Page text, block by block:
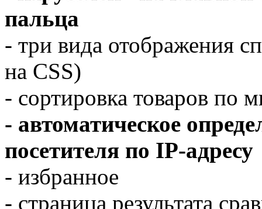
пальца
- три вида отображения
на CSS)
- сортировка товаров по
- автоматическое
посетителя по IP-адресу
- избранное
- страница результата